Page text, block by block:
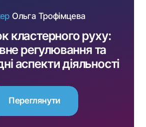
Ольга Трофімцева
кластерного руху:
регулювання та
аспекти діяльності
Переглянути